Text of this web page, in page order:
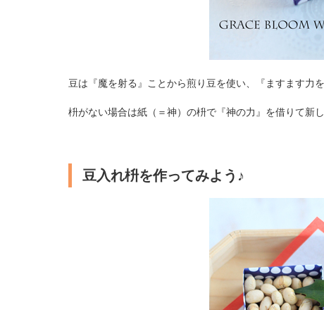
豆は『魔を射る』ことから煎り豆を使い、『ますます力
枡がない場合は紙（＝神）の枡で『神の力』を借りて新
豆入れ枡を作ってみよう♪